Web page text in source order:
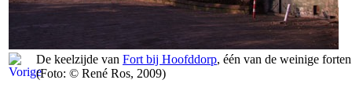
De keelzijde van Fort bij Hoofddorp, één van de weinige
(Foto: © René Ros, 2009)